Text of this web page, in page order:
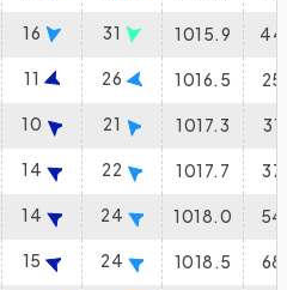
16 31 1015.9 44
11 26 1016.5 25
10 21 1017.3 31
14 22 1017.7 37
14 24 1018.0 54
15 24 1018.5 68